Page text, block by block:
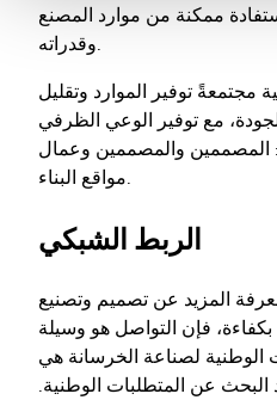
ممكنة من موارد المصنع
وقدراته.
مجتمعةً توفير الموارد وتقليل
مع توفير الوعي الظرفي
المصممين والمصممين وعمال
مواقع البناء.
الربط الشبكي
المزيد عن تصميم وتصنيع
بكفاءة، فإن التواصل هو وسيلة
الوطنية لصناعة الخرسانة هي
البحث عن المتطلبات الوطنية.